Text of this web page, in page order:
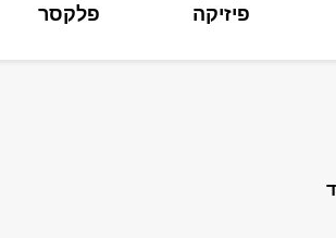
פיזיקה
פלקסר